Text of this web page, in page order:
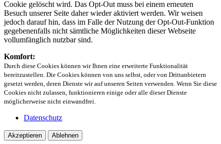
Cookie gelöscht wird. Das Opt-Out muss bei einem erneuten
Besuch unserer Seite daher wieder aktiviert werden. Wir weisen
jedoch darauf hin, dass im Falle der Nutzung der Opt-Out-Funktion
gegebenenfalls nicht sämtliche Möglichkeiten dieser Webseite
vollumfänglich nutzbar sind.
Komfort:
Durch diese Cookies können wir Ihnen eine erweiterte Funktionalität
bereitzustellen. Die Cookies können von uns selbst, oder von Drittanbietern
gesetzt werden, deren Dienste wir auf unseren Seiten verwenden. Wenn Sie diese
Cookies nicht zulassen, funktionieren einige oder alle dieser Dienste
möglicherweise nicht einwandfrei.
Datenschutz
Akzeptieren Ablehnen